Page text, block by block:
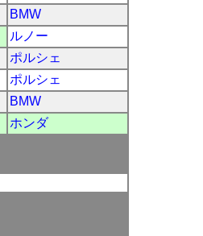
BMW
ルノー
ポルシェ
ポルシェ
BMW
ホンダ